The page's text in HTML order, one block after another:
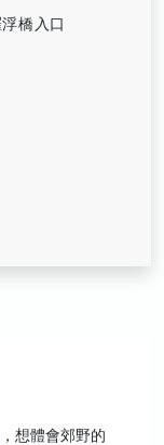
橋入口
想體會郊野的